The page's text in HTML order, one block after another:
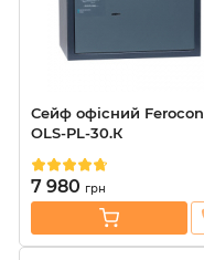
Сейф офісний Ferocon
OLS-PL-30.К
7 980 грн